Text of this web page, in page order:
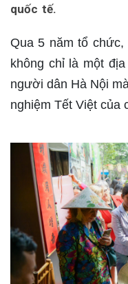
quốc tế.
Qua 5 năm tổ
không chỉ là một
người dân Hà Nội
nghiệm Tết Việt của